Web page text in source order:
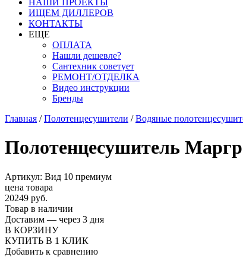
НАШИ ПРОЕКТЫ
ИЩЕМ ДИЛЛЕРОВ
КОНТАКТЫ
ЕЩЕ
ОПЛАТА
Нашли дешевле?
Сантехник советует
РЕМОНТ/ОТДЕЛКА
Видео инструкции
Бренды
Главная /Полотенцесушители /Водяные
Полотенцесушитель
Артикул: Вид 10 премиум
цена товара
20249 руб.
Товар в наличии
Доставим — через 3 дня
В КОРЗИНУ
КУПИТЬ В 1 КЛИК
Добавить к сравнению